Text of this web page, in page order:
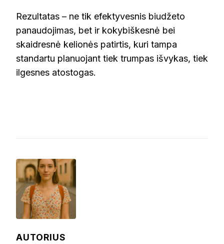
Rezultatas – ne tik efektyvesnis biudžeto
panaudojimas, bet ir kokybiškesnė bei
skaidresnė kelionės patirtis, kuri tampa
standartu planuojant tiek trumpas išvykas, tiek
ilgesnes atostogas.
AUTORIUS